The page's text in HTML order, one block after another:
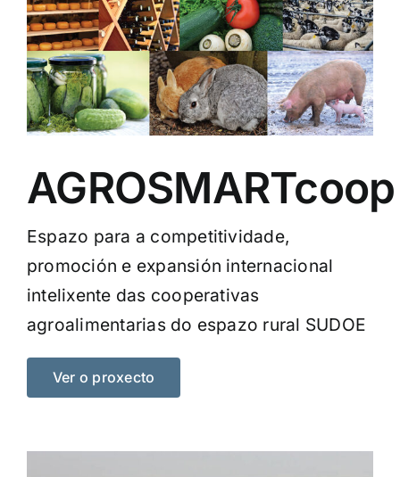
AGROSMARTcoop
Espazo para a competitividade,
promoción e expansión internacional
intelixente das cooperativas
agroalimentarias do espazo rural SUDOE
Ver o proxecto